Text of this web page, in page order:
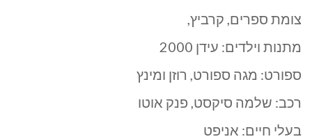
צומת ספרים, קרביץ,
מתנות וילדים: עידן 2000
ספורט: מגה ספורט, רוזן ומינץ
רכב: שלמה סיקסט, פנק אוטו
בעלי חיים: אניפט